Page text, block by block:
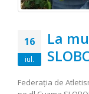
16
iul.
La
Federaţia de